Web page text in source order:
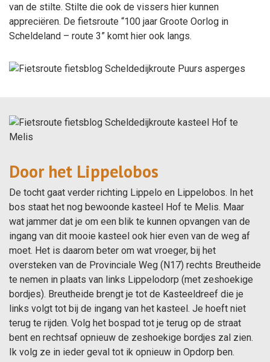
van de stilte. Stilte die ook de vissers hier kunnen
appreciëren. De fietsroute “100 jaar Groote Oorlog in
Scheldeland – route 3” komt hier ook langs.
Door het Lippelobos
De tocht gaat verder richting Lippelo en Lippelobos. In het
bos staat het nog bewoonde kasteel Hof te Melis. Maar
wat jammer dat je om een blik te kunnen opvangen van de
ingang van dit mooie kasteel ook hier even van de weg af
moet. Het is daarom beter om wat vroeger, bij het
oversteken van de Provinciale Weg (N17) rechts Breutheide
te nemen in plaats van links Lippelodorp (met zeshoekige
bordjes). Breutheide brengt je tot de Kasteeldreef die je
links volgt tot bij de ingang van het kasteel. Je hoeft niet
terug te rijden. Volg het bospad tot je terug op de straat
bent en rechtsaf opnieuw de zeshoekige bordjes zal zien.
Ik volg ze in ieder geval tot ik opnieuw in Opdorp ben.